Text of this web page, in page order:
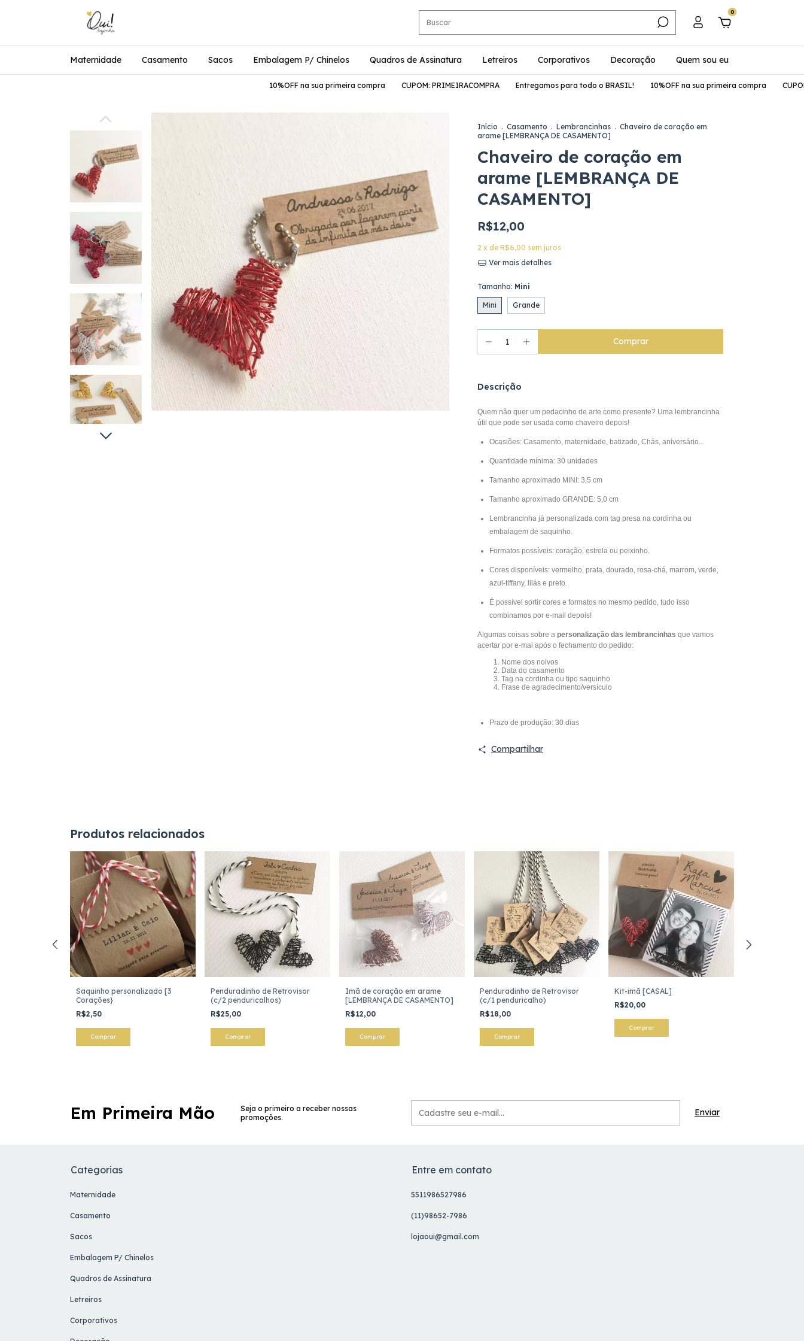
0
Maternidade Casamento Sacos Embalagem P/ Chinelos Quadros de Assinatura Letreiros Corporativos Decoração Quem sou eu
10%OFF na sua primeira compra CUPOM: PRIMEIRACOMPRA Entregamos para todo o BRASIL! 10%OFF na sua primeira compra CUPOM:
Início . Casamento . Lembrancinhas . Chaveiro de coração em
arame [LEMBRANÇA DE CASAMENTO]
Chaveiro de coração em
arame [LEMBRANÇA DE
CASAMENTO]
R$12,00
2 x de R$6,00 sem juros
Ver mais detalhes
Tamanho: Mini
Mini Grande
Descrição
Quem não quer um pedacinho de arte como presente? Uma lembrancinha
útil que pode ser usada como chaveiro depois!
Ocasiões: Casamento, maternidade, batizado, Chás, aniversário...
Quantidade mínima: 30 unidades
Tamanho aproximado MINI: 3,5 cm
Tamanho aproximado GRANDE: 5,0 cm
Lembrancinha já personalizada com tag presa na cordinha ou
embalagem de saquinho.
Formatos possíveis: coração, estrela ou peixinho.
Cores disponíveis: vermelho, prata, dourado, rosa-chá, marrom, verde,
azul-tiffany, lilás e preto.
É possível sortir cores e formatos no mesmo pedido, tudo isso
combinamos por e-mail depois!
Algumas coisas sobre a personalização das lembrancinhas que vamos
acertar por e-mai após o fechamento do pedido:
Nome dos noivos
Data do casamento
Tag na cordinha ou tipo saquinho
Frase de agradecimento/versículo
Prazo de produção: 30 dias
Compartilhar
Produtos relacionados
Saquinho personalizado [3
Corações}
R$2,50
Penduradinho de Retrovisor
(c/2 penduricalhos)
R$25,00
Imã de coração em arame
[LEMBRANÇA DE CASAMENTO]
R$12,00
Comprar
Penduradinho de Retrovisor
(c/1 penduricalho)
R$18,00
Kit-imã [CASAL]
R$20,00
Em Primeira Mão
Seja o primeiro a receber nossas
promoções.
Categorias
Maternidade
Casamento
Sacos
Embalagem P/ Chinelos
Quadros de Assinatura
Letreiros
Corporativos
Entre em contato
5511986527986
(11)98652-7986
lojaoui@gmail.com